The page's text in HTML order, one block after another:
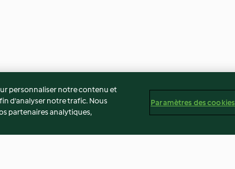
personnaliser notre contenu et
d’analyser notre trafic. Nous
partenaires analytiques,
Paramètres des cookies